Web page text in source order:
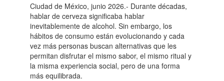
Ciudad de México, junio 2026.- Durante décadas,
hablar de cerveza significaba hablar
inevitablemente de alcohol. Sin embargo, los
hábitos de consumo están evolucionando y cada
vez más personas buscan alternativas que les
permitan disfrutar el mismo sabor, el mismo ritual y
la misma experiencia social, pero de una forma
más equilibrada.